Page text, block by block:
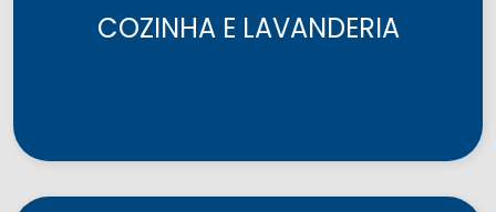
COZINHA E LAVANDERIA